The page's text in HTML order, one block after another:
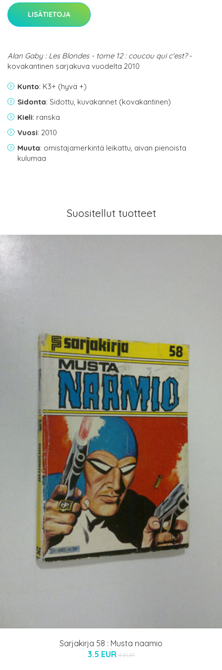
LISÄTIETOJA
Alan Gaby : Les Blondes - tome 12 : coucou qui c'est?-
kovakantinen sarjakuva vuodelta 2010
Kunto: K3+ (hyvä +)
Sidonta: Sidottu, kuvakannet (kovakantinen)
Kieli: ranska
Vuosi: 2010
Muuta: omistajamerkintä leikattu, aivan pienoista
kulumaa
Suositellut tuotteet
Sarjakirja 58 : Musta naamio
3.5 EUR 4 EUR